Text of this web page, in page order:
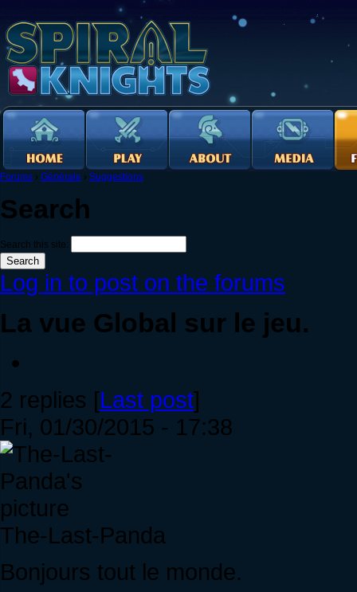
Forums › Générale › Suggestions
Search
Search this site:
Log in to post on the forums
La vue Global sur le jeu.
2 replies [Last post]
Fri, 01/30/2015 - 17:38
The-Last-Panda
Bonjours tout le monde.